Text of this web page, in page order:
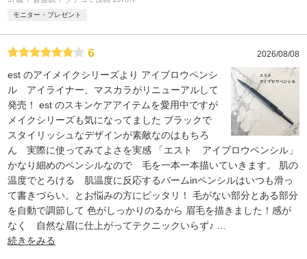
モニター・プレゼント
6 2026/08/08
est のアイメイクシリーズより アイブロウペンシ
ル アイライナー、マスカラがリニューアルして
発売！ est のスキンケアアイテムを愛用中ですが
メイクシリーズも気になってました ブラックで
スタイリッシュなデザインが素敵なのはもちろ
ん 実際に使ってみてよさを実感 「エスト アイブロウペンシル」
かなり細めのペンシルなので 毛を一本一本描いていきます。 肌の
温度でとろける 肌温度に反応するバームinペンシルはいつも滑っ
て書きづらい。とお悩みの方にピッタリ！ 毛がない部分とある部分
を自動で調節して 色がしっかりのるから 眉毛を描きました！感が
なく 自然な眉に仕上がってテクニックいらず♪ …
続きをみる